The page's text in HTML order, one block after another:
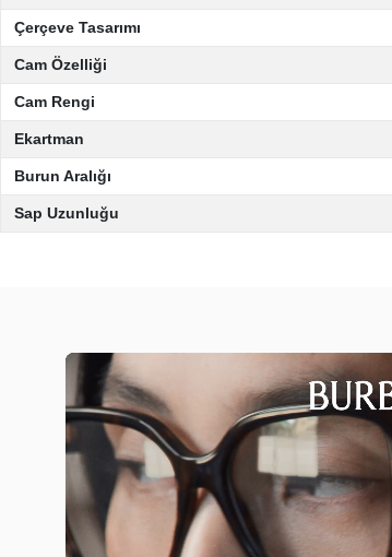
Çerçeve Tasarımı
Cam Özelliği
Cam Rengi
Ekartman
Burun Aralığı
Sap Uzunluğu